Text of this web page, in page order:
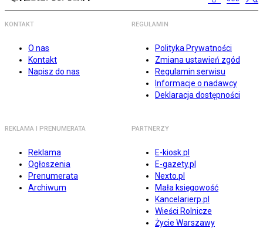
KONTAKT
O nas
Kontakt
Napisz do nas
REGULAMIN
Polityka Prywatności
Zmiana ustawień zgód
Regulamin serwisu
Informacje o nadawcy
Deklaracja dostępności
REKLAMA I PRENUMERATA
Reklama
Ogłoszenia
Prenumerata
Archiwum
PARTNERZY
E-kiosk.pl
E-gazety.pl
Nexto.pl
Mała księgowość
Kancelarierp.pl
Wieści Rolnicze
Życie Warszawy